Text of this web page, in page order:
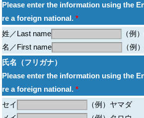
Please enter the information using the
re a foreign national. *
姓／Last name
（例
名／First name
（例
氏名（フリガナ）
Please enter the information using the
re a foreign national. *
セイ
（例）ヤマダ